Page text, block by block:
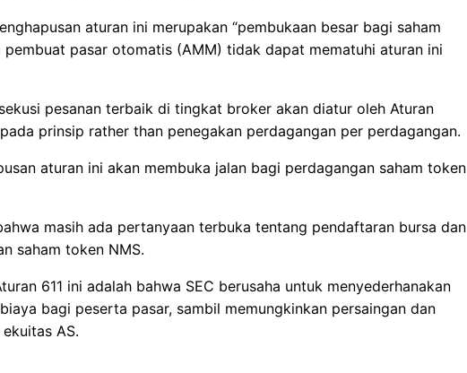
aturan ini merupakan “pembukaan besar bagi saham
pembuat pasar otomatis (AMM) tidak dapat mematuhi aturan ini
pesanan terbaik di tingkat broker akan diatur oleh Aturan
prinsip rather than penegakan perdagangan per perdagangan.
aturan ini akan membuka jalan bagi perdagangan saham token
masih ada pertanyaan terbuka tentang pendaftaran bursa dan
saham token NMS.
611 ini adalah bahwa SEC berusaha untuk menyederhanakan
bagi peserta pasar, sambil memungkinkan persaingan dan
AS.